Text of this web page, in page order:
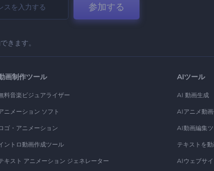
参加する
きます。
画制作ツール
料音楽ビジュアライザー
ニメーション ソフト
ゴ・アニメーション
ントロ動画作成ツール
キスト アニメーション ジェネレーター
AIツール
AI 動画生成
AIアニメ動
AI動画編集
テキストを
AIウェブサイ